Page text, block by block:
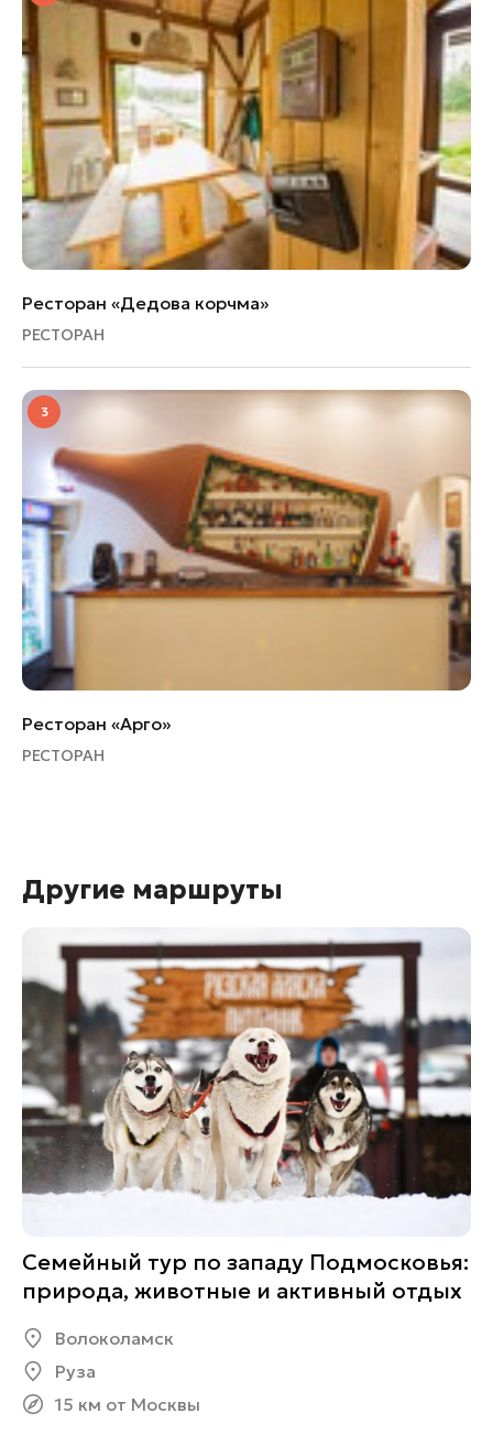
Ресторан «Дедова корчма»
РЕСТОРАН
3
Ресторан «Арго»
РЕСТОРАН
Другие маршруты
Семейный тур по западу Подмосковья:
природа, животные и активный отдых
Волоколамск
Руза
15 км от Москвы